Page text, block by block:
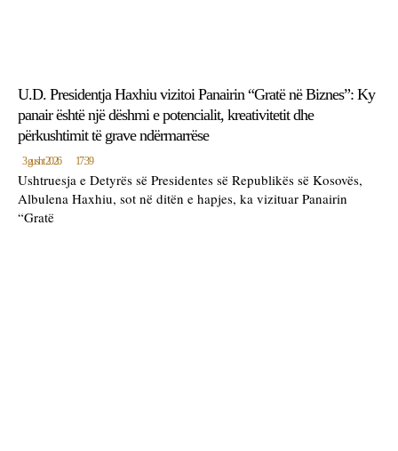
U.D. Presidentja Haxhiu vizitoi Panairin “Gratë në Biznes”: Ky
panair është një dëshmi e potencialit, kreativitetit dhe
përkushtimit të grave ndërmarrëse
3 gusht 2026 17:39
Ushtruesja e Detyrës së Presidentes së Republikës së Kosovës,
Albulena Haxhiu, sot në ditën e hapjes, ka vizituar Panairin
“Gratë